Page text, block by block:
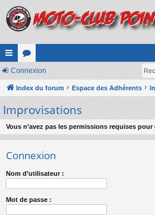
cc
ès
ra
pi
de
or
u
s
Connexion
Index du forum Espace des Adhérents
Improvisations
Vous n’avez pas les permissions requises
Connexion
Nom d’utilisateur :
Mot de passe :